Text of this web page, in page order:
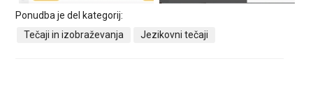
Ponudba je del kategorij:
Tečaji in izobraževanja
Jezikovni tečaji